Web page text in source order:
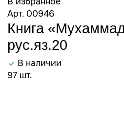
Арт. 00946
Книга
рус.яз.20
В наличии
97 шт.